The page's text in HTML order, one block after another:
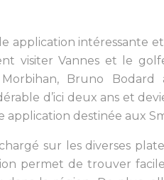
application intéressante
visiter Vannes et le
Bruno
d’ici deux ans et
application destinée aux
sur les diverses
permet de trouver